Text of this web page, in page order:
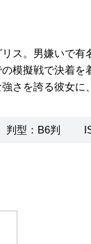
ス。男嫌いで
模擬戦で決着
強さを誇る彼女
判型：B6判